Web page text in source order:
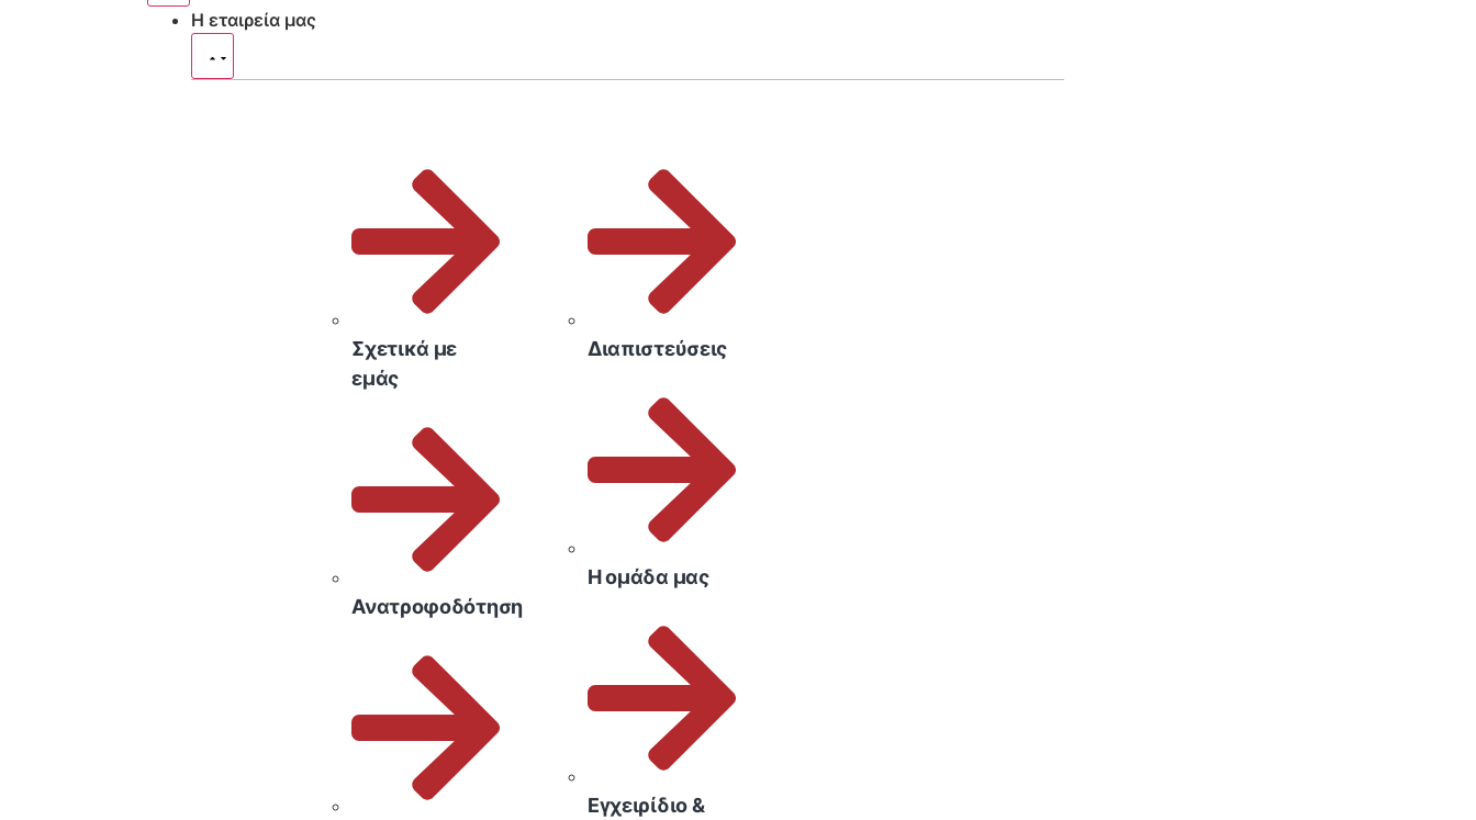
Η εταιρεία μας
Σχετικά με
εμάς
Ανατροφοδότηση
Διαπιστεύσεις
Η ομάδα μας
Εγχειρίδιο &